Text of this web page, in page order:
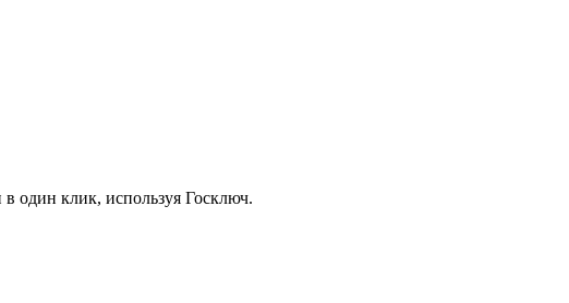
один клик, используя Госключ.